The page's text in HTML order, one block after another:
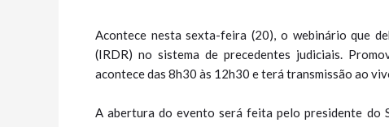
Acontece nesta sexta-feira (20), o webinário que
(IRDR) no sistema de precedentes judiciais.
acontece das 8h30 às 12h30 e terá transmissão ao
A abertura do evento será feita pelo presidente do